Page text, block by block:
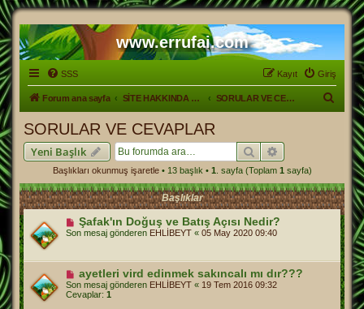
www.errufai.com
SSS Giriş
Kayıt
Forum ana sayfa SİTE HAKKINDA GENEL. SORULAR VE CEVAPLAR
SORULAR VE CEVAPLAR
Yeni Başlık Ara Gelişmiş arama
Başlıkları okunmuş işaretle• 13 başlık • 1 . sayfa (Toplam 1 sayfa)
Başlıklar
Şafak'ın Doğuş ve Batış Açısı Nedir?
Son mesaj gönderen EHLİBEYT « 05 May 2020 09:40
ayetleri vird edinmek sakıncalı mı dır???
Son mesaj gönderen EHLİBEYT « 19 Tem 2016 09:32
Cevaplar: 1